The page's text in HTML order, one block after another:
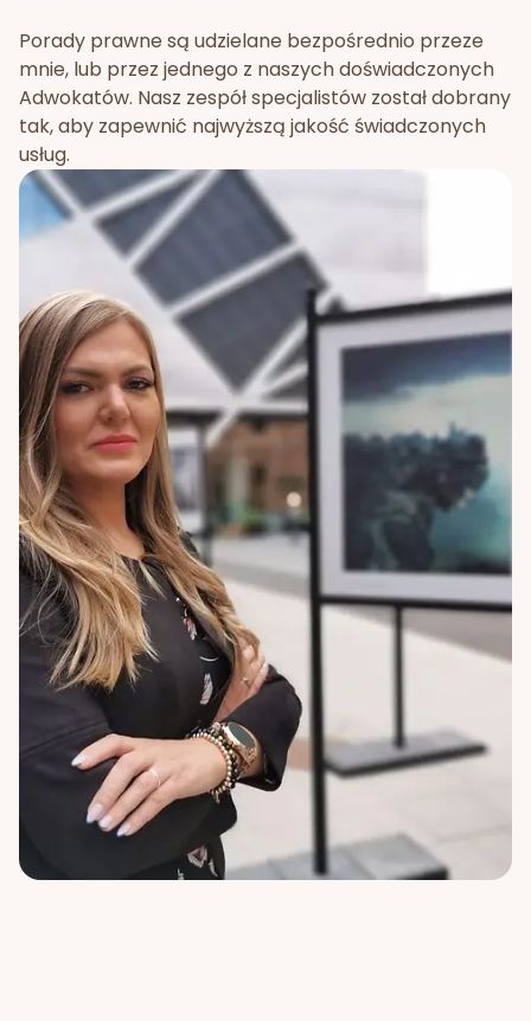
Porady prawne są udzielane bezpośrednio przeze
mnie, lub przez jednego z naszych doświadczonych
Adwokatów. Nasz zespół specjalistów został dobrany
tak, aby zapewnić najwyższą jakość świadczonych
usług.